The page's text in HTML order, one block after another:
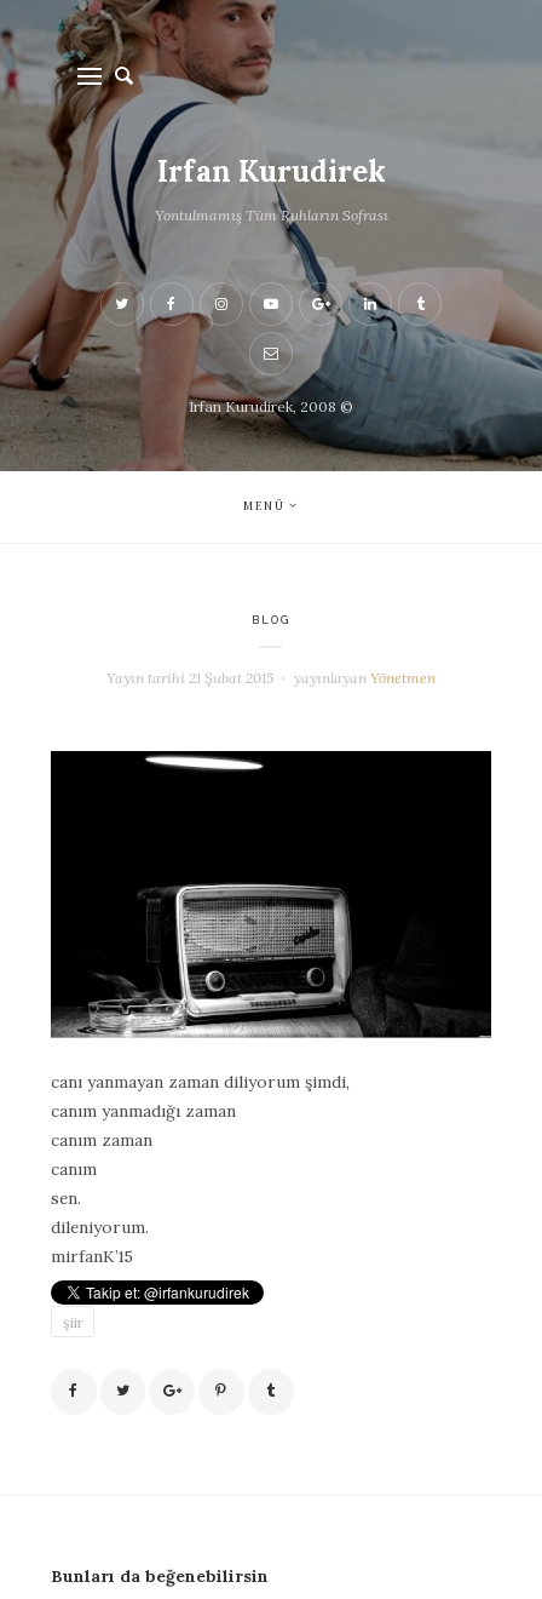
Irfan Kurudirek
Yontulmamış Tüm Ruhların Sofrası
Irfan Kurudirek, 2008 ©
MENÜ
BLOG
Yayın tarihi21 Şubat 2015 yayınlayan Yönetmen
canı yanmayan zaman diliyorum şimdi,
canım yanmadığı zaman
canım zaman
canım
sen.
dileniyorum.
mirfanK’15
şiir
Bunları da beğenebilirsin